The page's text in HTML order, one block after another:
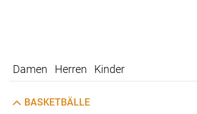
Damen Herren Kinder
BASKETBÄLLE